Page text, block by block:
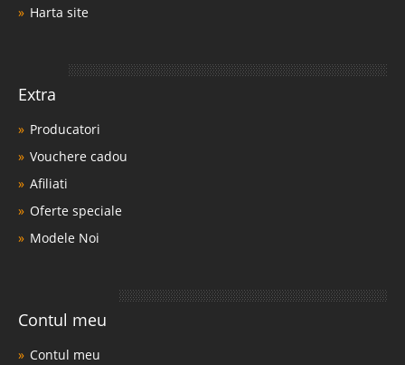
Harta site
Extra
Producatori
Vouchere cadou
Afiliati
Oferte speciale
Modele Noi
Contul meu
Contul meu